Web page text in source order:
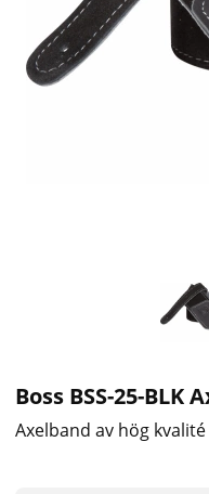
Boss BSS-25-BLK
Axelband av hög